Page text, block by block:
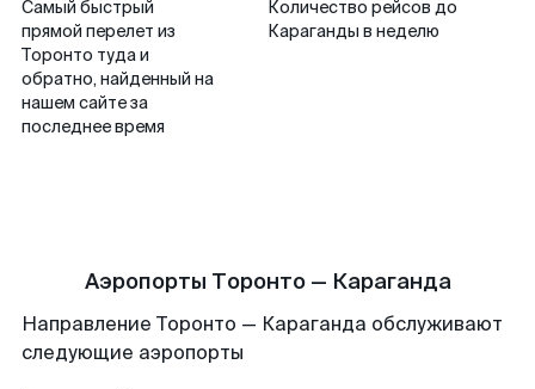
Самый быстрый
прямой перелет из
Торонто туда и
обратно, найденный на
нашем сайте за
последнее время
Количество рейсов до
Караганды в неделю
Аэропорты Торонто — Караганда
Направление Торонто — Караганда обслуживают
следующие аэропорты